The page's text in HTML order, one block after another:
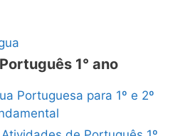
1° ano
Portuguesa para 1º e 2º